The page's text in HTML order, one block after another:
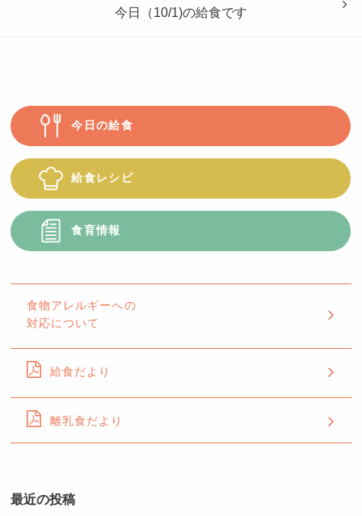
今日（10/1)の給食です
今日の給食
給食レシピ
食育情報
食物アレルギーへの
対応について
給食だより
離乳食だより
最近の投稿